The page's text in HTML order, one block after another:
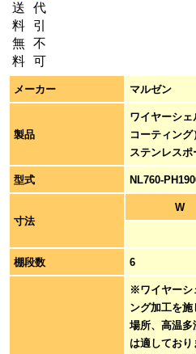
メーカー マルゼン
製品
ワイヤーシ
コーティング
ステンレスポ
型式 NL760-
寸法
W
棚段数 6
※ワイヤーシ
ング加工を
場所、高温多
は適しており